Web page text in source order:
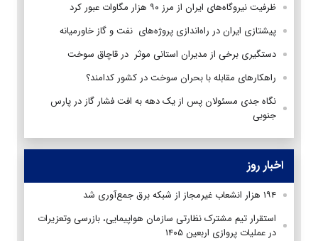
ظرفیت نیروگاه‌های ایران از مرز ۹۰ هزار مگاوات عبور کرد
پیشتازی ایران در راه‌اندازی پروژه‌های نفت و گاز خاورمیانه
دستگیری برخی از مدیران استانی موثر در قاچاق سوخت
راهکارهای مقابله با بحران سوخت در کشور کدامند؟
نگاه جدی مسئولان پس از یک دهه به افت فشار گاز در پارس
جنوبی
اخبار روز
۱۹۴ هزار انشعاب غیرمجاز از شبکه برق جمع‌آوری شد
استقرار تیم مشترک نظارتی سازمان هواپیمایی، بازرسی وتعزیرات
در عملیات پروازی اربعین ۱۴۰۵